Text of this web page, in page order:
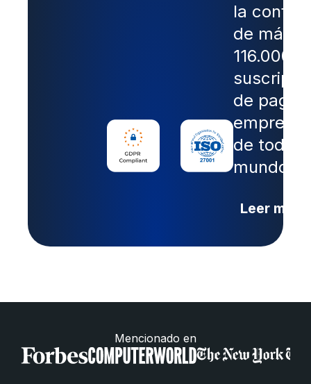
la
de más
116.000
de pago
de todo
mundo.
Leer más
Mencionado en